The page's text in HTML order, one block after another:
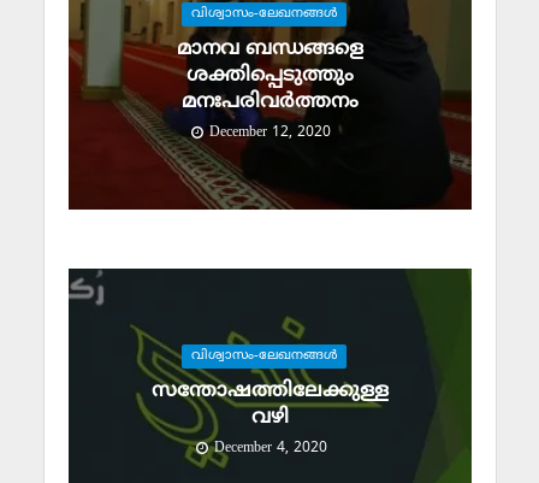
വിശ്വാസം-ലേഖനങ്ങള്‍
മാനവ ബന്ധങ്ങളെ
ശക്തിപ്പെടുത്തും
മനഃപരിവര്‍ത്തനം
December 12, 2020
വിശ്വാസം-ലേഖനങ്ങള്‍
സന്തോഷത്തിലേക്കുള്ള
വഴി
December 4, 2020